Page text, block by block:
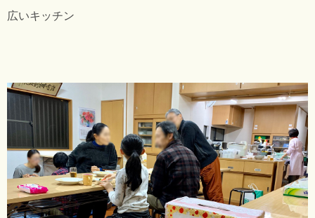
広いキッチン